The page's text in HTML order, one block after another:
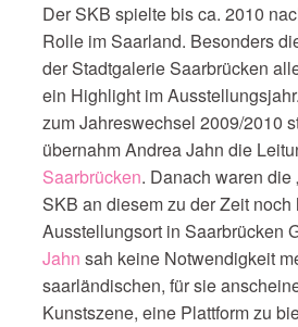
Der SKB spielte bis ca. 2010
Rolle im Saarland. Besonders
der Stadtgalerie Saarbrücken
ein Highlight im
zum Jahreswechsel 2009/2010
übernahm Andrea Jahn die
Saarbrücken. Danach waren die
SKB an diesem zu der Zeit
Ausstellungsort in Saarbrücken
Jahn sah keine Notwendigkeit
saarländischen, für sie
Kunstszene, eine Plattform zu